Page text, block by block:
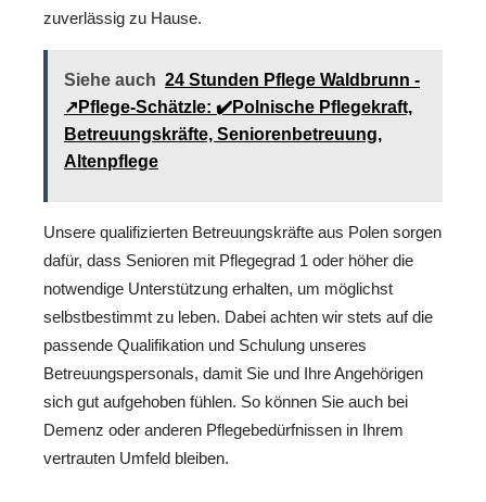
zuverlässig zu Hause.
Siehe auch 24 Stunden Pflege Waldbrunn -
↗️Pflege-Schätzle: ✔️Polnische Pflegekraft,
Betreuungskräfte, Seniorenbetreuung,
Altenpflege
Unsere qualifizierten Betreuungskräfte aus Polen sorgen
dafür, dass Senioren mit Pflegegrad 1 oder höher die
notwendige Unterstützung erhalten, um möglichst
selbstbestimmt zu leben. Dabei achten wir stets auf die
passende Qualifikation und Schulung unseres
Betreuungspersonals, damit Sie und Ihre Angehörigen
sich gut aufgehoben fühlen. So können Sie auch bei
Demenz oder anderen Pflegebedürfnissen in Ihrem
vertrauten Umfeld bleiben.